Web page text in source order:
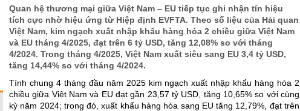
Quan hệ thương mại giữa Việt Nam – EU tiếp tục ghi nhận tín hiệu
tích cực nhờ hiệu ứng từ Hiệp định EVFTA. Theo số liệu của Hải quan
Việt Nam, kim ngạch xuất nhập khẩu hàng hóa 2 chiều giữa Việt Nam
và EU tháng 4/2025, đạt trên 6 tỷ USD, tăng 12,08% so với tháng
4/2024. Trong tháng 4/2025, Việt Nam xuất siêu sang EU 3,4 tỷ USD,
tăng 14,44% so với tháng 4/2024.
Tính chung 4 tháng đầu năm 2025 kim ngạch xuất nhập khẩu hàng hóa 2
chiều giữa Việt Nam và EU đạt gần 23,57 tỷ USD, tăng 10,65% so với cùng
kỳ năm 2024; trong đó, xuất khẩu hàng hóa sang EU tăng 12,79%, đạt trên